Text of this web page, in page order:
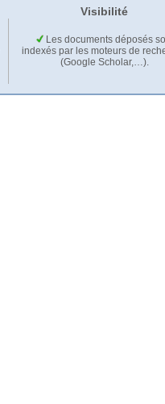
Visibilité
Les documents déposés
indexés par les moteurs de
(Google Scholar,…).